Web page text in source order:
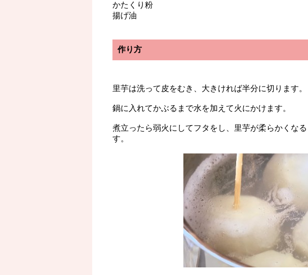
かたくり粉
揚げ油
作り方
里芋は洗って皮をむき、大きければ半分に切ります。
鍋に入れてかぶるまで水を加えて火にかけます。
煮立ったら弱火にしてフタをし、里芋が柔らかくな
す。